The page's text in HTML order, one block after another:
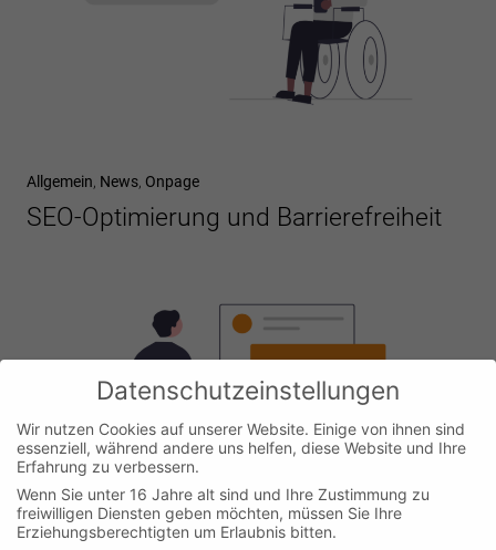
Allgemein, News, Onpage
SEO-Optimierung und Barrierefreiheit
Datenschutzeinstellungen
Wir nutzen Cookies auf unserer Website. Einige von ihnen sind
essenziell, während andere uns helfen, diese Website und Ihre
Erfahrung zu verbessern.
Wenn Sie unter 16 Jahre alt sind und Ihre Zustimmung zu
freiwilligen Diensten geben möchten, müssen Sie Ihre
Erziehungsberechtigten um Erlaubnis bitten.